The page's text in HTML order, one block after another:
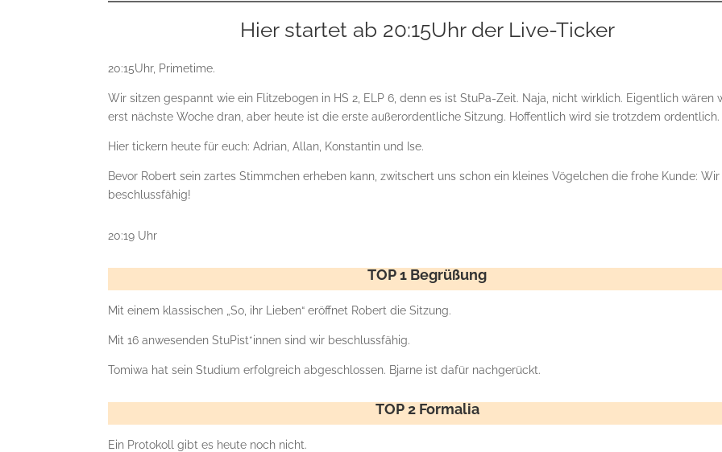
Hier startet ab 20:15Uhr der Live-Ticker
20:15Uhr, Primetime.
Wir sitzen gespannt wie ein Flitzebogen in HS 2, ELP 6, denn es ist StuPa-Zeit. Naja, nicht wirklich. Eigentlich wären
erst nächste Woche dran, aber heute ist die erste außerordentliche Sitzung. Hoffentlich wird sie trotzdem ordentlich.
Hier tickern heute für euch: Adrian, Allan, Konstantin und Ise.
Bevor Robert sein zartes Stimmchen erheben kann, zwitschert uns schon ein kleines Vögelchen die frohe Kunde:
beschlussfähig!
20:19 Uhr
TOP 1 Begrüßung
Mit einem klassischen „So, ihr Lieben“ eröffnet Robert die Sitzung.
Mit 16 anwesenden StuPist*innen sind wir beschlussfähig.
Tomiwa hat sein Studium erfolgreich abgeschlossen. Bjarne ist dafür nachgerückt.
TOP 2 Formalia
Ein Protokoll gibt es heute noch nicht.